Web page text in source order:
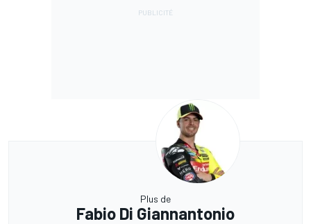
Plus de
Fabio Di Giannantonio